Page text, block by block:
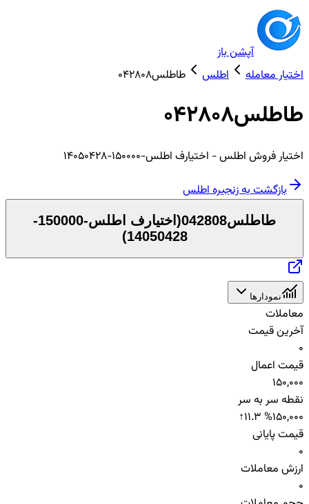
آپشن باز
اختیار معامله
اطلس طاطلس042808
طاطلس042808
اختیارفروش اطلس- اختیارف اطلس-150000-14050428
بازگشت به زنجیرهاطلس
طاطلس042808 (
اختیارف اطلس-150000-
14050428
)
نمودارها
معاملات
آخرین قیمت
0
قیمت اعمال
150,000
نقطه سر به سر
150,000
↑11.3 %
قیمت پایانی
0
ارزش معاملات
0